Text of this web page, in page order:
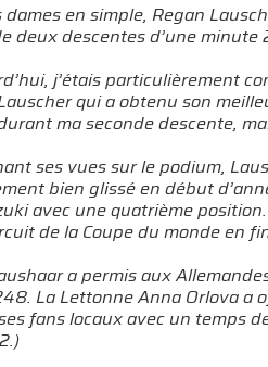
dames en simple, Regan
deux descentes d’une
j’étais particulièrement
qui a obtenu son
ma seconde descente,
ses vues sur le podium,
bien glissé en début
avec une quatrième
de la Coupe du monde en
a permis aux
La Lettonne Anna Orlova
fans locaux avec un temps